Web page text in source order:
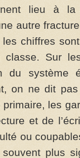
lieu à
autre
chiffres
Sur
du système
on ne dit
primaire, les
et de
ou
plus